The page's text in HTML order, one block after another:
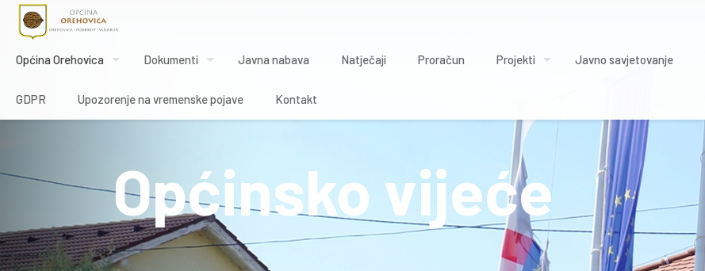
Općina Orehovica Dokumenti Javna nabava Natječaji Proračun Projekti Javno savjetovanje
GDPR Upozorenje na vremenske pojave Kontakt
Općinsko vijeće